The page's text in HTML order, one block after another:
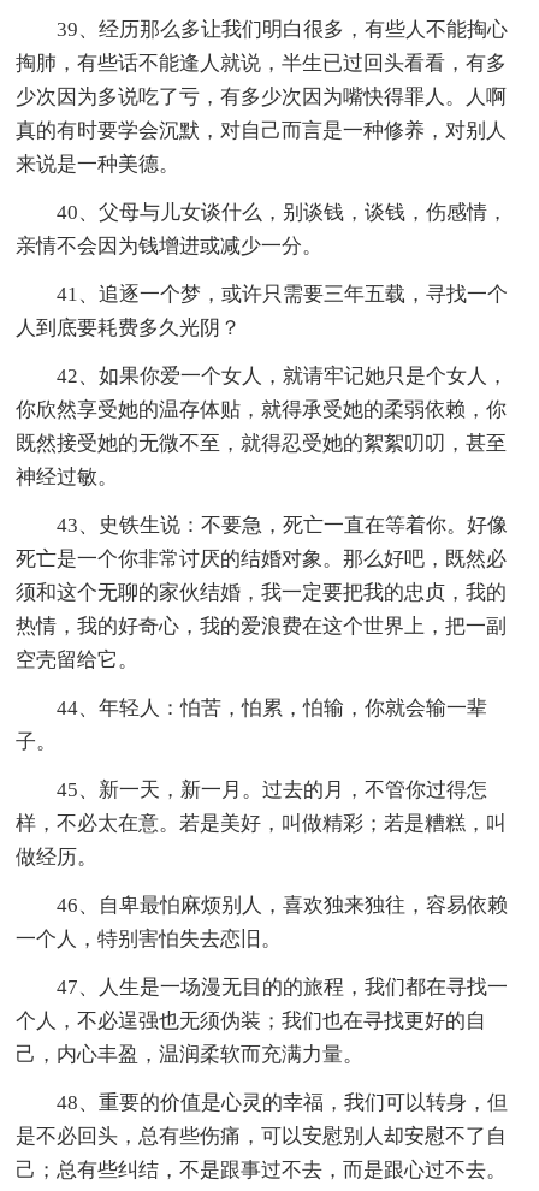
39、经历那么多让我们明白很多，有些人不能掏心
掏肺，有些话不能逢人就说，半生已过回头看看，有多
少次因为多说吃了亏，有多少次因为嘴快得罪人。人啊
真的有时要学会沉默，对自己而言是一种修养，对别人
来说是一种美德。
40、父母与儿女谈什么，别谈钱，谈钱，伤感情，
亲情不会因为钱增进或减少一分。
41、追逐一个梦，或许只需要三年五载，寻找一个
人到底要耗费多久光阴？
42、如果你爱一个女人，就请牢记她只是个女人，
你欣然享受她的温存体贴，就得承受她的柔弱依赖，你
既然接受她的无微不至，就得忍受她的絮絮叨叨，甚至
神经过敏。
43、史铁生说：不要急，死亡一直在等着你。好像
死亡是一个你非常讨厌的结婚对象。那么好吧，既然必
须和这个无聊的家伙结婚，我一定要把我的忠贞，我的
热情，我的好奇心，我的爱浪费在这个世界上，把一副
空壳留给它。
44、年轻人：怕苦，怕累，怕输，你就会输一辈
子。
45、新一天，新一月。过去的月，不管你过得怎
样，不必太在意。若是美好，叫做精彩；若是糟糕，叫
做经历。
46、自卑最怕麻烦别人，喜欢独来独往，容易依赖
一个人，特别害怕失去恋旧。
47、人生是一场漫无目的的旅程，我们都在寻找一
个人，不必逞强也无须伪装；我们也在寻找更好的自
己，内心丰盈，温润柔软而充满力量。
48、重要的价值是心灵的幸福，我们可以转身，但
是不必回头，总有些伤痛，可以安慰别人却安慰不了自
己；总有些纠结，不是跟事过不去，而是跟心过不去。